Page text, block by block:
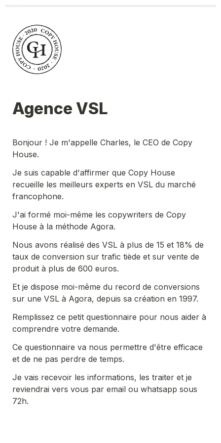
Agence VSL
Bonjour ! Je m'appelle Charles, le CEO de Copy
House.
Je suis capable d'affirmer que Copy House
recueille les meilleurs experts en VSL du marché
francophone.
J'ai formé moi-même les copywriters de Copy
House à la méthode Agora.
Nous avons réalisé des VSL à plus de 15 et 18% de
taux de conversion sur trafic tiède et sur vente de
produit à plus de 600 euros.
Et je dispose moi-même du record de conversions
sur une VSL à Agora, depuis sa création en 1997.
Remplissez ce petit questionnaire pour nous aider à
comprendre votre demande.
Ce questionnaire va nous permettre d'être efficace
et de ne pas perdre de temps.
Je vais recevoir les informations, les traiter et je
reviendrai vers vous par email ou whatsapp sous
72h.